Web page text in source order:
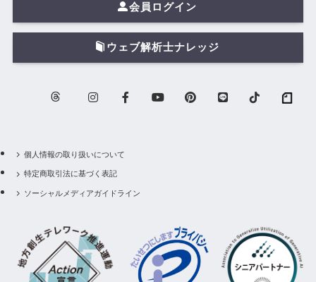
会員ログイン
ウェブ解析士ナレッジ
個人情報の取り扱いについて
特定商取引法に基づく表記
ソーシャルメディアガイドライン